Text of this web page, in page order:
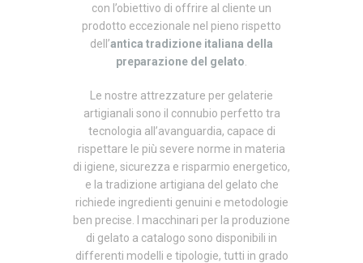
con l’obiettivo di offrire al cliente un
prodotto eccezionale nel pieno rispetto
dell’antica tradizione italiana della
preparazione del gelato
Le nostre attrezzature per gelaterie
artigianali sono il connubio perfetto tra
tecnologia all’avanguardia, capace di
rispettare le più severe norme in materia
di igiene, sicurezza e risparmio energetico,
e la tradizione artigiana del gelato che
richiede ingredienti genuini e metodologie
ben precise. I macchinari per la produzione
di gelato a catalogo sono disponibili in
differenti modelli e tipologie, tutti in grado